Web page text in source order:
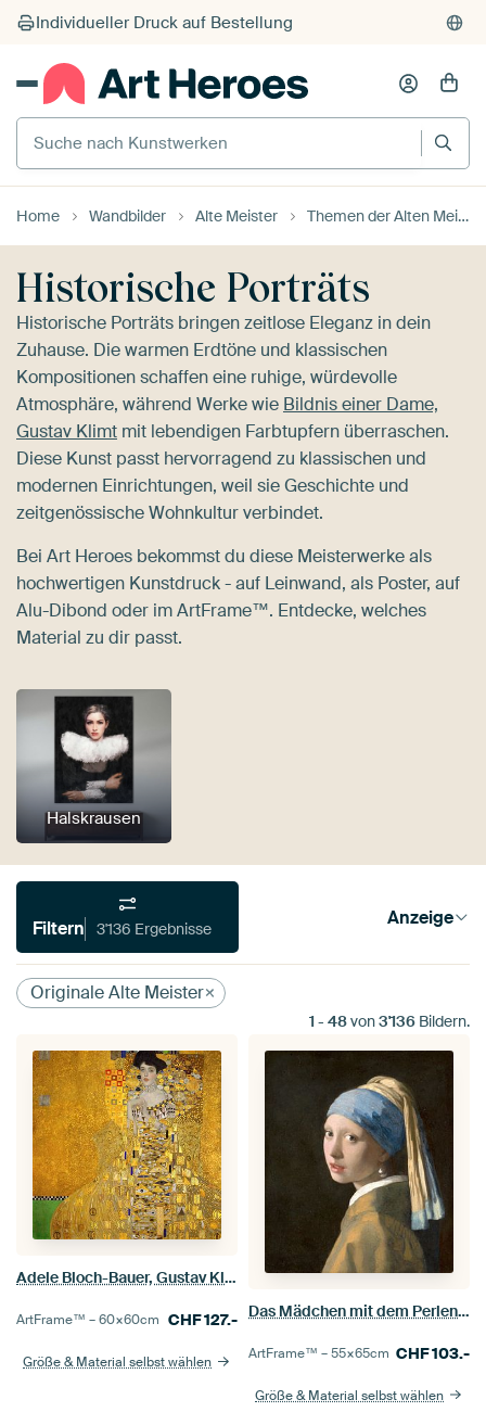
Suche nach Kunstwerken
Home Wandbilder Alte Meister Themen der Alten Meister
Historische Porträts
Historische Porträts bringen zeitlose Eleganz in dein
Zuhause. Die warmen Erdtöne und klassischen
Kompositionen schaffen eine ruhige, würdevolle
Atmosphäre, während Werke wie Bildnis einer Dame,
Gustav Klimt mit lebendigen Farbtupfern überraschen.
Diese Kunst passt hervorragend zu klassischen und
modernen Einrichtungen, weil sie Geschichte und
zeitgenössische Wohnkultur verbindet.
Bei Art Heroes bekommst du diese Meisterwerke als
hochwertigen Kunstdruck - auf Leinwand, als Poster, auf
Alu-Dibond oder im ArtFrame™. Entdecke, welches
Material zu dir passt.
Halskrausen
Filtern 3'136 Ergebnisse Anzeige
1 - 48von3'136 Bildern.
Originale Alte Meister
Adele Bloch-Bauer, Gustav Klimt
ArtFrame™ –60×60cm CHF127.-
Größe & Material selbst wählen
Das Mädchen mit dem Perlenohrgehänge - Vermeer Gemälde
ArtFrame™ –55×65cm CHF103.-
Größe & Material selbst wählen